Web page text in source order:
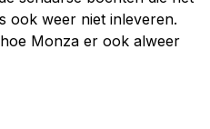
ook weer niet inleveren.
Monza er ook alweer